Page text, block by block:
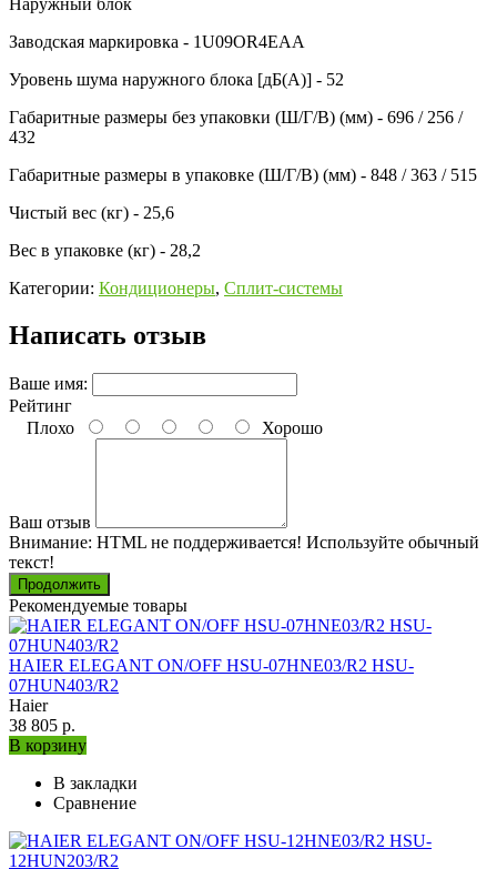
Заводская маркировка - 1U09OR4EAA
Уровень шума наружного блока [дБ(А)] - 52
Габаритные размеры без упаковки (Ш/Г/В) (мм) - 696 / 256 /
432
Габаритные размеры в упаковке (Ш/Г/В) (мм) - 848 / 363 / 515
Чистый вес (кг) - 25,6
Вес в упаковке (кг) - 28,2
Категории: Кондиционеры, Сплит-системы
Написать отзыв
Ваше имя:
Рейтинг
Плохо
Хорошо
Ваш отзыв
Внимание: HTML не поддерживается! Используйте обычный
текст!
Продолжить
Рекомендуемые товары
HAIER ELEGANT ON/OFF HSU-07HNE03/R2 HSU-
07HUN403/R2
Haier
38 805 р.
В корзину
В закладки
Сравнение